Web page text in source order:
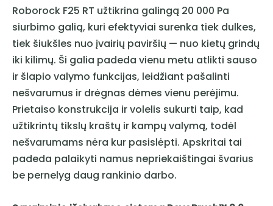
Roborock F25 RT užtikrina galingą 20 000 Pa
siurbimo galią, kuri efektyviai surenka tiek dulkes,
tiek šiukšles nuo įvairių paviršių — nuo kietų grindų
iki kilimų. Ši galia padeda vienu metu atlikti sauso
ir šlapio valymo funkcijas, leidžiant pašalinti
nešvarumus ir drėgnas dėmes vienu perėjimu.
Prietaiso konstrukcija ir volelis sukurti taip, kad
užtikrintų tikslų kraštų ir kampų valymą, todėl
nešvarumams nėra kur pasislėpti. Apskritai tai
padeda palaikyti namus nepriekaištingai švarius
be pernelyg daug rankinio darbo.